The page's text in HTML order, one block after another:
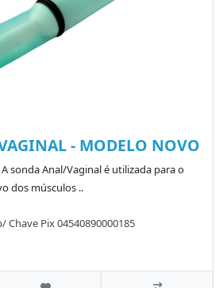
- MODELO NOVO
A sonda Anal/Vaginal é utilizada para o
dos músculos ..
Chave Pix 04540890000185